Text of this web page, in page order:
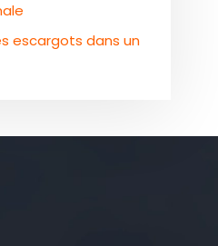
escargots dans un